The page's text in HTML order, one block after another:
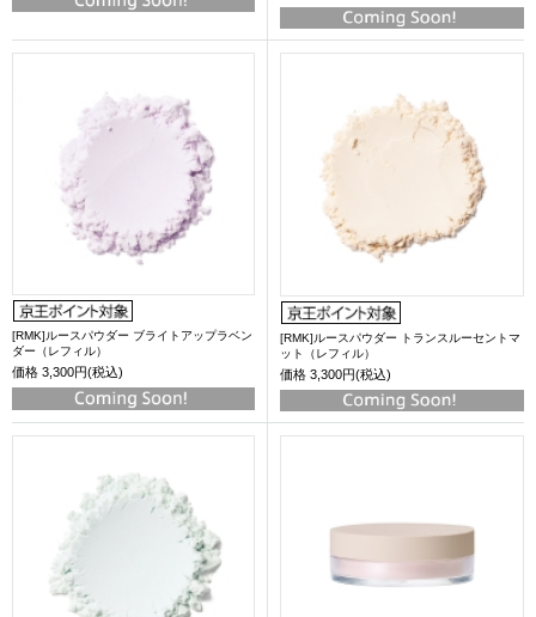
[RMK]ルースパウダー ブライトアップラベン
ダー（レフィル）
価格 3,300円(税込)
[RMK]ルースパウダー トランスルーセントマ
ット（レフィル）
価格 3,300円(税込)